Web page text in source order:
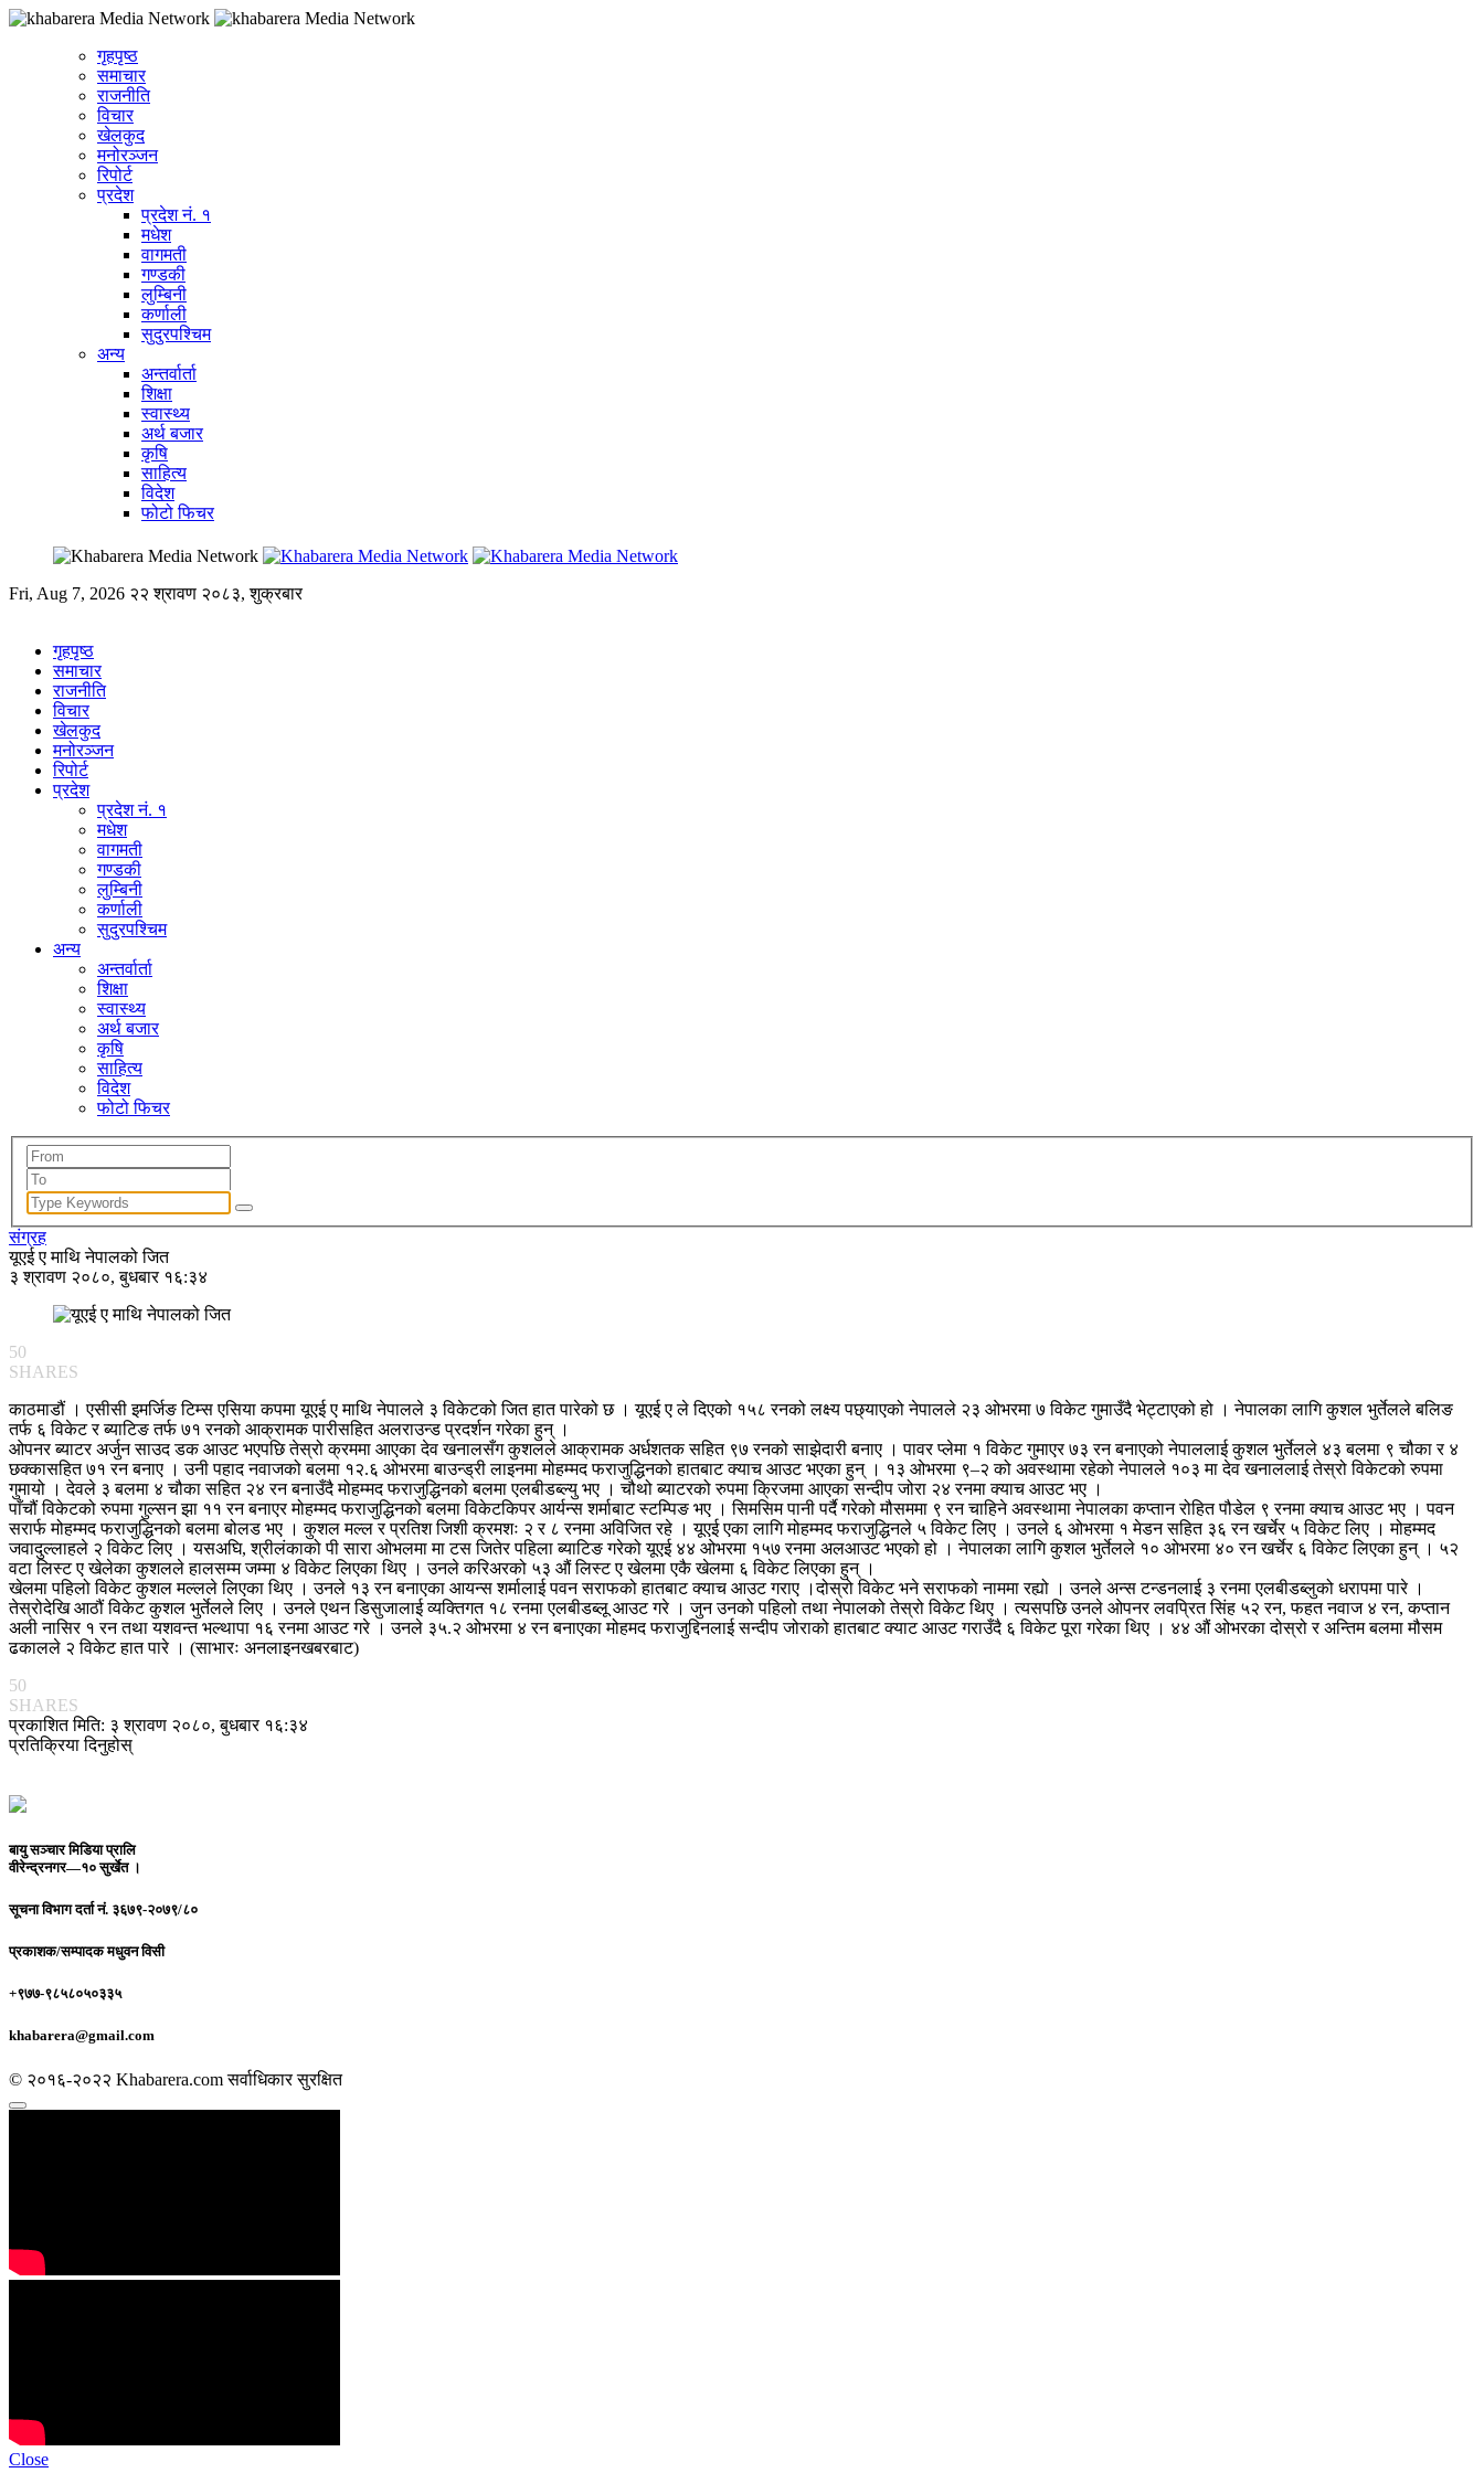
गृहपृष्ठ
समाचार
राजनीति
विचार
खेलकुद
मनोरञ्जन
रिपोर्ट
प्रदेश
प्रदेश नं. १
मधेश
वागमती
गण्डकी
लुम्बिनी
कर्णाली
सुदुरपश्चिम
अन्य
अन्तर्वार्ता
शिक्षा
स्वास्थ्य
अर्थ बजार
कृषि
साहित्य
विदेश
फोटो फिचर
Fri, Aug 7, 2026 २२ श्रावण २०८३, शुक्रबार
गृहपृष्ठ
समाचार
राजनीति
विचार
खेलकुद
मनोरञ्जन
रिपोर्ट
प्रदेश
प्रदेश नं. १
मधेश
वागमती
गण्डकी
लुम्बिनी
कर्णाली
सुदुरपश्चिम
अन्य
अन्तर्वार्ता
शिक्षा
स्वास्थ्य
अर्थ बजार
कृषि
साहित्य
विदेश
फोटो फिचर
संग्रह
यूएई ए माथि नेपालको जित
३ श्रावण २०८०, बुधबार १६:३४
50
SHARES
काठमाडौं । एसीसी इमर्जिङ टिम्स एसिया कपमा यूएई ए माथि नेपालले ३ विकेटको जित हात पारेको छ । यूएई ए ले दिएको १५८ रनको लक्ष्य पछ्याएको नेपालले २३ ओभरमा ७ विकेट गुमाउँदै भेट्टाएको हो । नेपालका लागि कुशल भुर्तेलले बलिङ
तर्फ ६ विकेट र ब्याटिङ तर्फ ७१ रनको आक्रामक पारीसहित अलराउन्ड प्रदर्शन गरेका हुन् ।
ओपनर ब्याटर अर्जुन साउद डक आउट भएपछि तेस्रो क्रममा आएका देव खनालसँग कुशलले आक्रामक अर्धशतक सहित ९७ रनको साझेदारी बनाए । पावर प्लेमा १ विकेट गुमाएर ७३ रन बनाएको नेपाललाई कुशल भुर्तेलले ४३ बलमा ९ चौका र ४
छक्कासहित ७१ रन बनाए । उनी पहाद नवाजको बलमा १२.६ ओभरमा बाउन्ड्री लाइनमा मोहम्मद फराजुद्धिनको हातबाट क्याच आउट भएका हुन् । १३ ओभरमा ९–२ को अवस्थामा रहेको नेपालले १०३ मा देव खनाललाई तेस्रो विकेटको रुपमा
गुमायो । देवले ३ बलमा ४ चौका सहित २४ रन बनाउँदै मोहम्मद फराजुद्धिनको बलमा एलबीडब्ल्यु भए । चौथो ब्याटरको रुपमा क्रिजमा आएका सन्दीप जोरा २४ रनमा क्याच आउट भए ।
पाँचौं विकेटको रुपमा गुल्सन झा ११ रन बनाएर मोहम्मद फराजुद्धिनको बलमा विकेटकिपर आर्यन्स शर्माबाट स्टम्पिङ भए । सिमसिम पानी पर्दै गरेको मौसममा ९ रन चाहिने अवस्थामा नेपालका कप्तान रोहित पौडेल ९ रनमा क्याच आउट भए । पवन
सरार्फ मोहम्मद फराजुद्धिनको बलमा बोलड भए । कुशल मल्ल र प्रतिश जिशी क्रमशः २ र ८ रनमा अविजित रहे । यूएई एका लागि मोहम्मद फराजुद्धिनले ५ विकेट लिए । उनले ६ ओभरमा १ मेडन सहित ३६ रन खर्चेर ५ विकेट लिए । मोहम्मद
जवादुल्लाहले २ विकेट लिए । यसअघि, श्रीलंकाको पी सारा ओभलमा मा टस जितेर पहिला ब्याटिङ गरेको यूएई ४४ ओभरमा १५७ रनमा अलआउट भएको हो । नेपालका लागि कुशल भुर्तेलले १० ओभरमा ४० रन खर्चेर ६ विकेट लिएका हुन् । ५२
वटा लिस्ट ए खेलेका कुशलले हालसम्म जम्मा ४ विकेट लिएका थिए । उनले करिअरको ५३ औं लिस्ट ए खेलमा एकै खेलमा ६ विकेट लिएका हुन् ।
खेलमा पहिलो विकेट कुशल मल्लले लिएका थिए । उनले १३ रन बनाएका आयन्स शर्मालाई पवन सराफको हातबाट क्याच आउट गराए ।दोस्रो विकेट भने सराफको नाममा रह्यो । उनले अन्स टन्डनलाई ३ रनमा एलबीडब्लुको धरापमा पारे ।
तेस्रोदेखि आठौं विकेट कुशल भुर्तेलले लिए । उनले एथन डिसुजालाई व्यक्तिगत १८ रनमा एलबीडब्लू आउट गरे । जुन उनको पहिलो तथा नेपालको तेस्रो विकेट थिए । त्यसपछि उनले ओपनर लवप्रित सिंह ५२ रन, फहत नवाज ४ रन, कप्तान
अली नासिर १ रन तथा यशवन्त भल्थापा १६ रनमा आउट गरे । उनले ३५.२ ओभरमा ४ रन बनाएका मोहमद फराजुद्दिनलाई सन्दीप जोराको हातबाट क्याट आउट गराउँदै ६ विकेट पूरा गरेका थिए । ४४ औं ओभरका दोस्रो र अन्तिम बलमा मौसम
ढकालले २ विकेट हात पारे । (साभारः अनलाइनखबरबाट)
50
SHARES
प्रकाशित मिति: ३ श्रावण २०८०, बुधबार १६:३४
प्रतिक्रिया दिनुहोस्
बायु सञ्चार मिडिया प्रालि
वीरेन्द्रनगर—१० सुर्खेत ।
सूचना विभाग दर्ता नं. ३६७९-२०७९/८०
प्रकाशक/सम्पादकमधुवन विसी
+९७७-९८५८०५०३३५
khabarera@gmail.com
© २०१६-२०२२ Khabarera.com सर्वाधिकार सुरक्षित
Close